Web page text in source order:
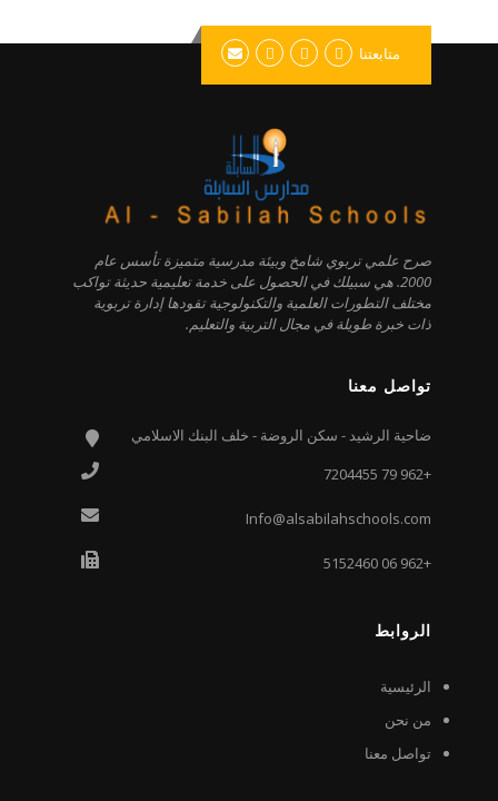
متابعتنا
صرح علمي تربوي شامخ وبيئة مدرسية متميزة تأسس عام
2000. هي سبيلك في الحصول على خدمة تعليمية حديثة تواكب
مختلف التطورات العلمية والتكنولوجية تقودها إدارة تربوية
ذات خبرة طويلة في مجال التربية والتعليم.
تواصل معنا
ضاحية الرشيد - سكن الروضة - خلف البنك الاسلامي
+962 79 7204455
Info@alsabilahschools.com
+962 06 5152460
الروابط
الرئيسية
من نحن
تواصل معنا